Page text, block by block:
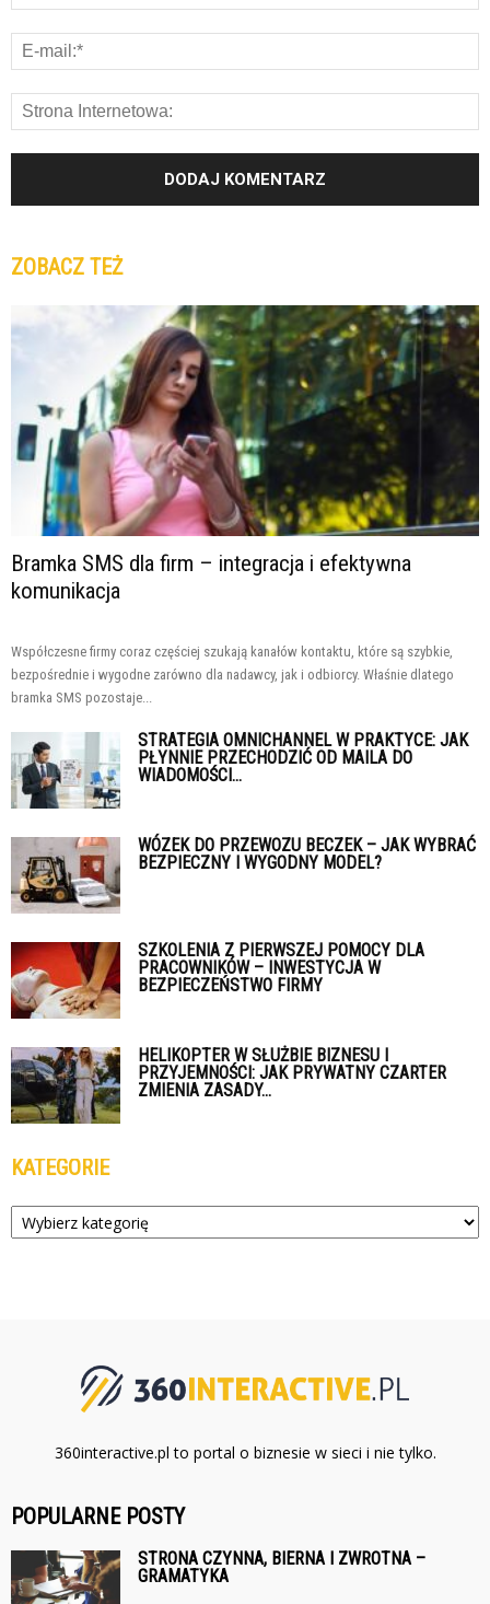
ZOBACZ TEŻ
Bramka SMS dla firm – integracja i efektywna
komunikacja
Współczesne firmy coraz częściej szukają kanałów kontaktu, które są szybkie,
bezpośrednie i wygodne zarówno dla nadawcy, jak i odbiorcy. Właśnie dlatego
bramka SMS pozostaje...
STRATEGIA OMNICHANNEL W PRAKTYCE: JAK
PŁYNNIE PRZECHODZIĆ OD MAILA DO
WIADOMOŚCI...
WÓZEK DO PRZEWOZU BECZEK – JAK WYBRAĆ
BEZPIECZNY I WYGODNY MODEL?
SZKOLENIA Z PIERWSZEJ POMOCY DLA
PRACOWNIKÓW – INWESTYCJA W
BEZPIECZEŃSTWO FIRMY
HELIKOPTER W SŁUŻBIE BIZNESU I
PRZYJEMNOŚCI: JAK PRYWATNY CZARTER
ZMIENIA ZASADY...
KATEGORIE
Kategorie
360interactive.pl to portal o biznesie w sieci i nie tylko.
POPULARNE POSTY
STRONA CZYNNA, BIERNA I ZWROTNA –
GRAMATYKA